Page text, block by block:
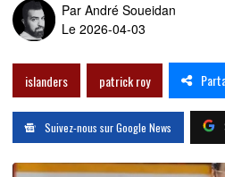
Par André Soueidan
Le 2026-04-03
islanders patrick roy
Suivez-nous sur Google News